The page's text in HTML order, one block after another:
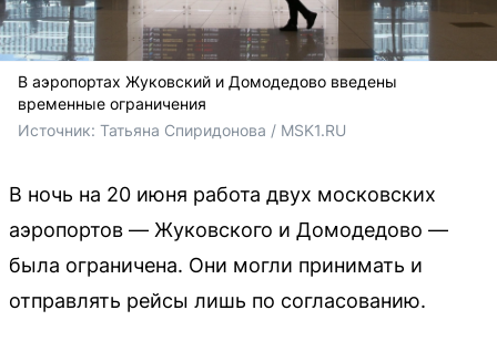
В аэропортах Жуковский и Домодедово введены
временные ограничения
Источник: Татьяна Спиридонова / MSK1.RU
В ночь на 20 июня работа двух московских
аэропортов — Жуковского и Домодедово —
была ограничена. Они могли принимать и
отправлять рейсы лишь по согласованию.